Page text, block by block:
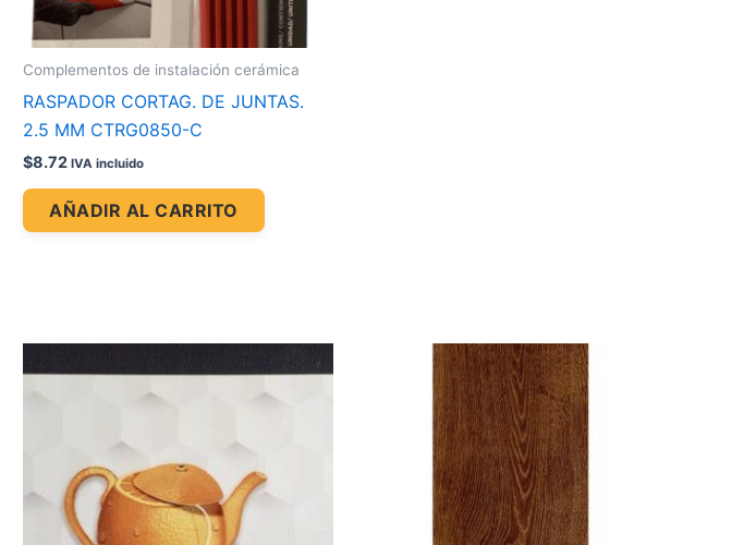
Complementos de instalación cerámica
RASPADOR CORTAG. DE JUNTAS.
2.5 MM CTRG0850-C
$8.72 IVA incluido
AÑADIR AL CARRITO